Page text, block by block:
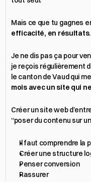
Mais ce que tu gagnes
efficacité, en résultats.
Je ne dis pas ça pour
je reçois régulièrement
le canton de Vaud qui
mois avec un site qui
Créer un site web
“poser du contenu sur
Il faut comprendre la
Créer une structure
Penser conversion
Rassurer